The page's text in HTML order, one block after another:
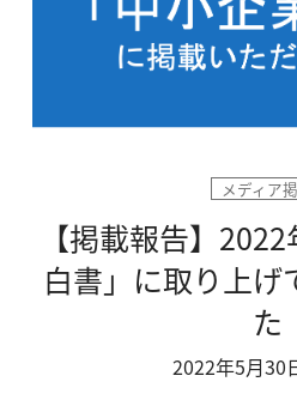
メディア
【掲載報告】
白書」に取り上げ
た
2022年5月30